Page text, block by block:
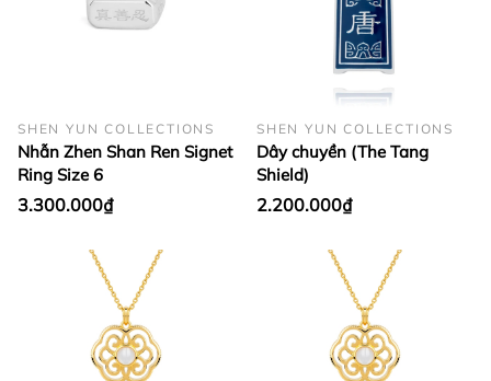
SHEN YUN COLLECTIONS
Nhẫn Zhen Shan Ren Signet
Ring Size 6
3.300.000₫
SHEN YUN COLLECTIONS
Dây chuyền (The Tang
Shield)
2.200.000₫